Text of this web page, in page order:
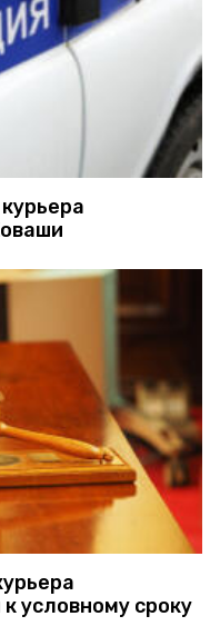
условному сроку